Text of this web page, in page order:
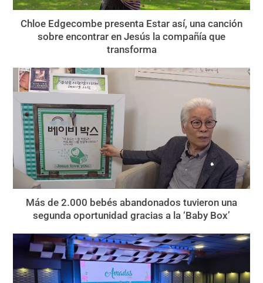
Chloe Edgecombe presenta Estar así, una canción
sobre encontrar en Jesús la compañía que
transforma
Más de 2.000 bebés abandonados tuvieron una
segunda oportunidad gracias a la ‘Baby Box’